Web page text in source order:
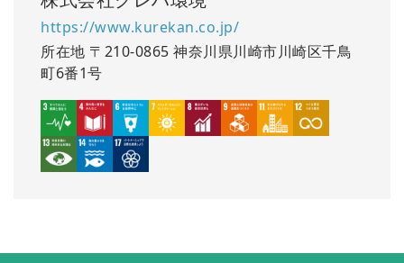
https://www.kurekan.co.jp/
所在地 〒210-0865 神奈川県川崎市川崎区千鳥
町6番1号